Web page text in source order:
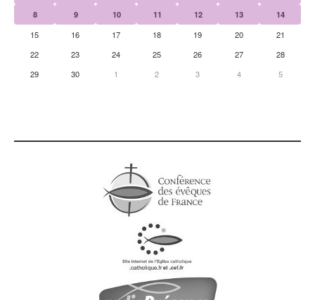
8
9 10 11 12 13
14
15
16 17 18 19 20
21
22
23 24 25 26 27
28
29
30 1 2 3 4 5